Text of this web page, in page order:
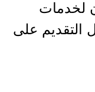
لخدمات
التقديم على